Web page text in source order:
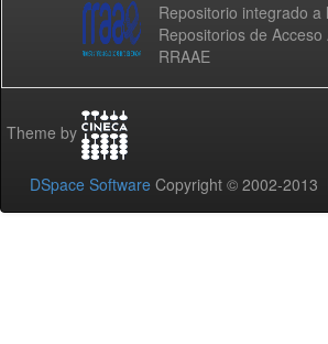
Repositorio integrado a
Repositorios de
RRAAE
Theme by
DSpace Software Copyright © 2002-2013